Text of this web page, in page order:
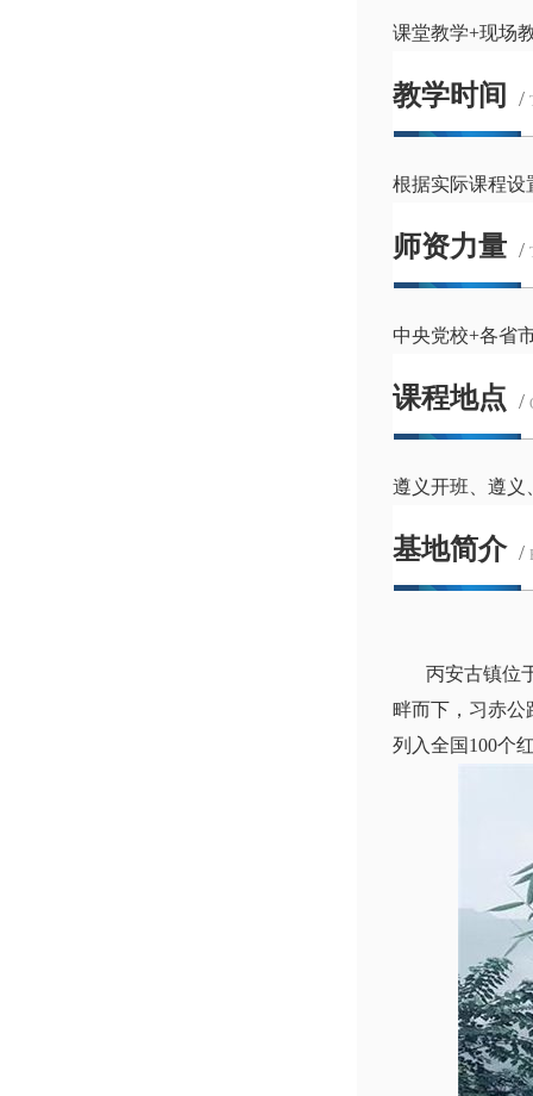
课堂教学+现场
教学时间 /
根据实际课程设
师资力量 /
中央党校+各省
课程地点 /
遵义开班、遵义
基地简介 /
丙安古镇位于
畔而下，习赤公
列入全国100个